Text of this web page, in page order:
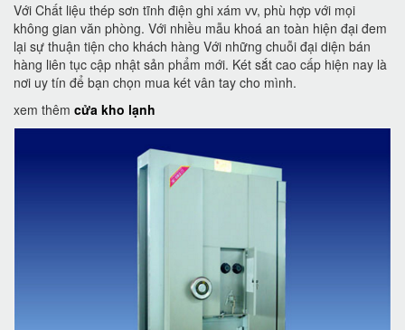
Với Chất liệu thép sơn tĩnh điện ghi xám vv, phù hợp với mọi
không gian văn phòng. Với nhiều mẫu khoá an toàn hiện đại đem
lại sự thuận tiện cho khách hàng Với những chuỗi đại diện bán
hàng liên tục cập nhật sản phẩm mới. Két sắt cao cấp hiện nay là
nơi uy tín để bạn chọn mua két vân tay cho mình.
xem thêm cửa kho lạnh